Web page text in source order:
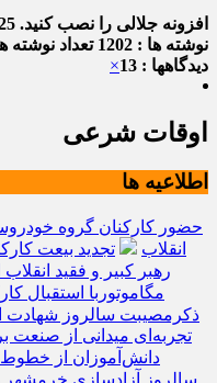
افزونه جلالی را نصب کنید. 25 صفر
نوشته ها : 1202
تعداد نوشته
دیدگاهها : 13
×
اوقات شرعی
اطلاعیه ها
حضور کارکنان گروه
انقلاب
تجدید بیعت
رهبر کبیر و فقید
مگاموتوربا استقبال
ذکرمصیبت سالروز شهادت
تجربه‌ای میدانی از صنعت
دانش‌آموزان از خطوط
سالروز آزادسازی